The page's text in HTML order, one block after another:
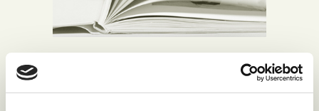
Her har vi samlet en række vigtige formelle